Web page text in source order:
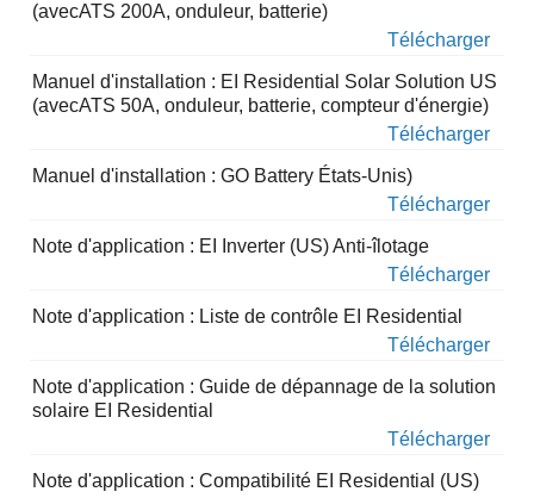
(avecATS 200A, onduleur, batterie)
Télécharger
Manuel d'installation : EI Residential Solar Solution US
(avecATS 50A, onduleur, batterie, compteur d'énergie)
Télécharger
Manuel d'installation : GO Battery États-Unis)
Télécharger
Note d'application : EI Inverter (US) Anti-îlotage
Télécharger
Note d'application : Liste de contrôle EI Residential
Télécharger
Note d'application : Guide de dépannage de la solution
solaire EI Residential
Télécharger
Note d'application : Compatibilité EI Residential (US)